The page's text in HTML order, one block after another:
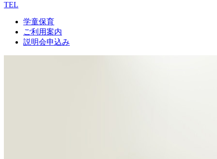
TEL
学童保育
ご利用案内
説明会申込み